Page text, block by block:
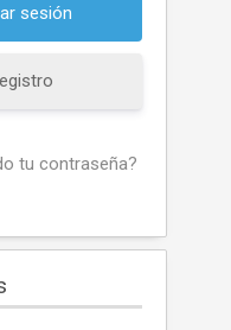
tu contraseña?